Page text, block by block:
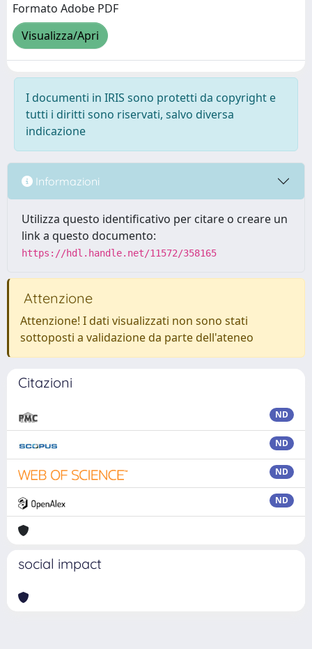
Formato Adobe PDF
Visualizza/Apri
I documenti in IRIS sono protetti da copyright e
tutti i diritti sono riservati, salvo diversa
indicazione
Informazioni
Utilizza questo identificativo per citare o creare un
link a questo documento:
https://hdl.handle.net/11572/358165
Attenzione
Attenzione! I dati visualizzati non sono stati
sottoposti a validazione da parte dell'ateneo
Citazioni
ND
ND
ND
ND
social impact